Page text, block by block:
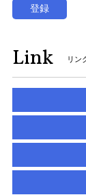
登録
Link リン